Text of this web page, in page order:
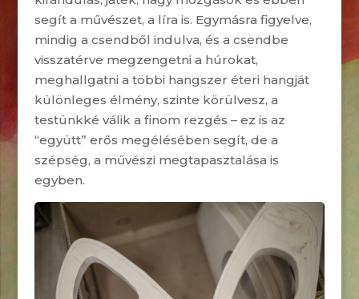
segít a művészet, a líra is. Egymásra figyelve,
mindig a csendből indulva, és a csendbe
visszatérve megzengetni a húrokat,
meghallgatni a többi hangszer éteri hangját
különleges élmény, szinte körülvesz, a
testünkké válik a finom rezgés – ez is az
“együtt” erős megélésében segít, de a
szépség, a művészi megtapasztalása is
egyben.